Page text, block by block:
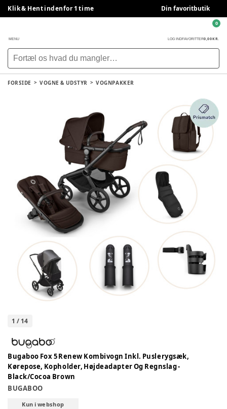
Klik & Hent indenfor 1 time Din favoritbutik
MENU LOG INDFAVORITTER0,00 KR.
0
FORSIDE VOGNE & UDSTYR VOGNPAKKER
1 / 14
Bugaboo Fox 5 Renew Kombivogn Inkl. Puslerygsæk,
Kørepose, Kopholder, Højdeadapter Og Regnslag -
Black/Cocoa Brown
BUGABOO
Kun i webshop